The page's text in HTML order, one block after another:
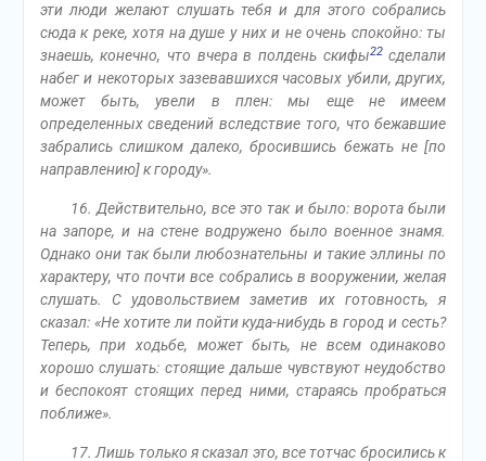
эти люди желают слушать тебя и для этого собрались
сюда к реке, хотя на душе у них и не очень спокойно: ты
знаешь, конечно, что вчера в полдень скифы22сделали
набег и некоторых зазевавшихся часовых убили, других,
может быть, увели в плен: мы еще не имеем
определенных сведений вследствие того, что бежавшие
забрались слишком далеко, бросившись бежать не [по
направлению] к городу».
16. Действительно, все это так и было: ворота были
на запоре, и на стене водружено было военное знамя.
Однако они так были любознательны и такие эллины по
характеру, что почти все собрались в вооружении, желая
слушать. С удовольствием заметив их готовность, я
сказал: «Не хотите ли пойти куда-нибудь в город и сесть?
Теперь, при ходьбе, может быть, не всем одинаково
хорошо слушать: стоящие дальше чувствуют неудобство
и беспокоят стоящих перед ними, стараясь пробраться
поближе».
17. Лишь только я сказал это, все тотчас бросились к